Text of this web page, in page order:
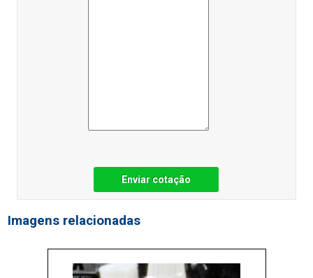
Enviar cotação
Imagens relacionadas